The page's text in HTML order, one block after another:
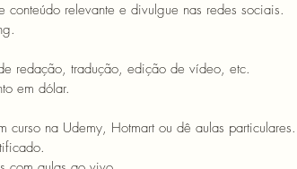
conteúdo relevante e divulgue nas redes sociais.
redação, tradução, edição de vídeo, etc.
em dólar.
curso na Udemy, Hotmart ou dê aulas particulares.